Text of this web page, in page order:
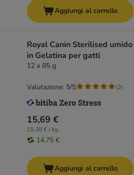
Aggiungi al carrello
Royal Canin Sterilised umido
in Gelatina per gatti
12 x 85 g
15,69 €
15,38 € / kg
14,75 €
Valutazione: 5/5 (2)
Aggiungi al carrello